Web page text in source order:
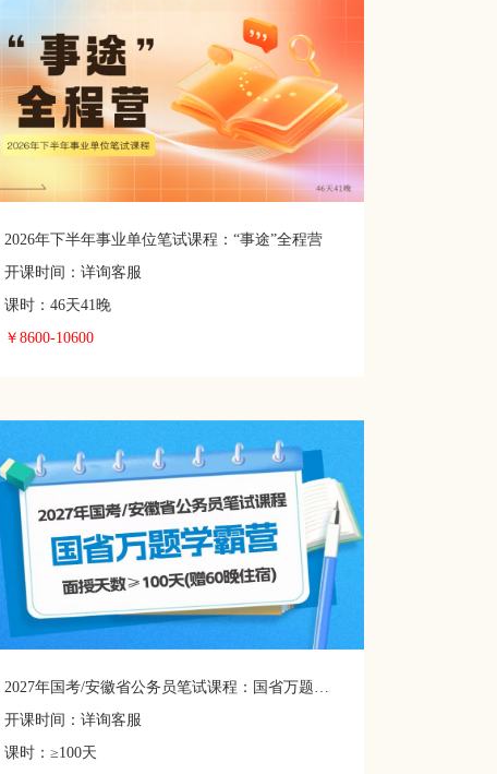
2026年下半年事业单位笔试课程：“事途”全程营
开课时间：详询客服
课时：46天41晚
￥8600-10600
开课时间：详询客服
课时：≥100天